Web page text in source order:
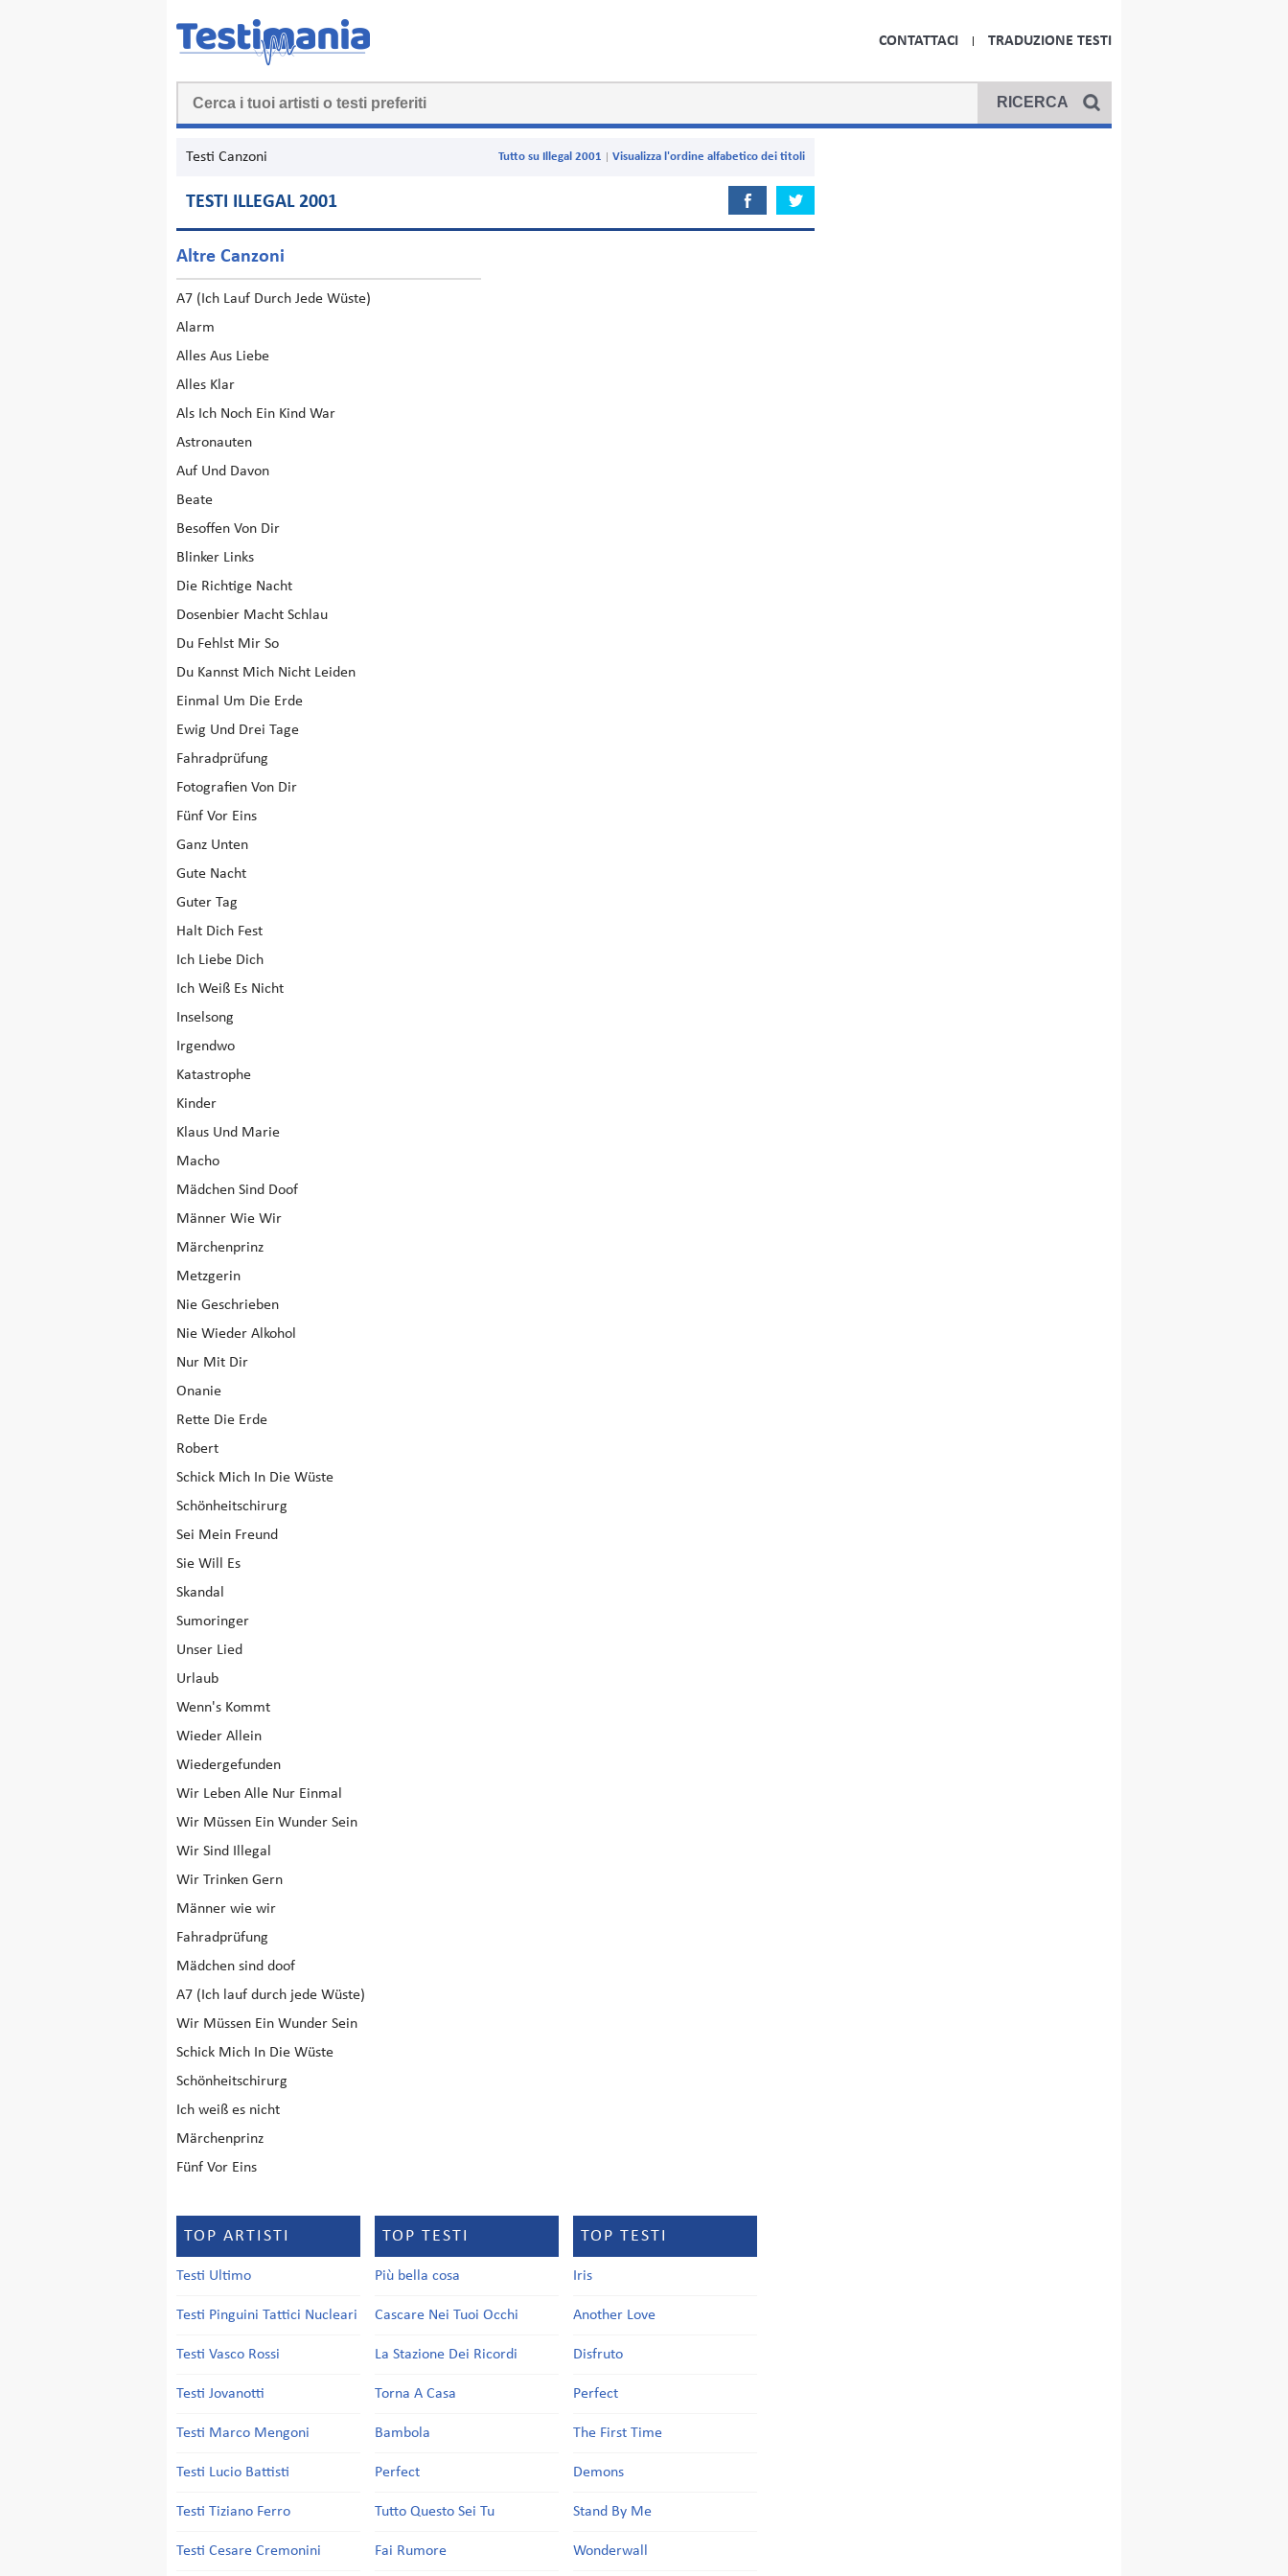
CONTATTACI TRADUZIONE TESTI
Testi Canzoni Visualizza l'ordine alfabetico dei titoli
Tutto su Illegal 2001
TESTI ILLEGAL 2001
Altre Canzoni
A7 (Ich Lauf Durch Jede Wüste)
Alarm
Alles Aus Liebe
Alles Klar
Als Ich Noch Ein Kind War
Astronauten
Auf Und Davon
Beate
Besoffen Von Dir
Blinker Links
Die Richtige Nacht
Dosenbier Macht Schlau
Du Fehlst Mir So
Du Kannst Mich Nicht Leiden
Einmal Um Die Erde
Ewig Und Drei Tage
Fahradprüfung
Fotografien Von Dir
Fünf Vor Eins
Ganz Unten
Gute Nacht
Guter Tag
Halt Dich Fest
Ich Liebe Dich
Ich Weiß Es Nicht
Inselsong
Irgendwo
Katastrophe
Kinder
Klaus Und Marie
Macho
Mädchen Sind Doof
Männer Wie Wir
Märchenprinz
Metzgerin
Nie Geschrieben
Nie Wieder Alkohol
Nur Mit Dir
Onanie
Rette Die Erde
Robert
Schick Mich In Die Wüste
Schönheitschirurg
Sei Mein Freund
Sie Will Es
Skandal
Sumoringer
Unser Lied
Urlaub
Wenn's Kommt
Wieder Allein
Wiedergefunden
Wir Leben Alle Nur Einmal
Wir Müssen Ein Wunder Sein
Wir Sind Illegal
Wir Trinken Gern
Männer wie wir
Fahradprüfung
Mädchen sind doof
A7 (Ich lauf durch jede Wüste)
Wir Müssen Ein Wunder Sein
Schick Mich In Die Wüste
Schönheitschirurg
Ich weiß es nicht
Märchenprinz
Fünf Vor Eins
TOP ARTISTI
Testi Ultimo
Testi Pinguini Tattici Nucleari
Testi Vasco Rossi
Testi Jovanotti
Testi Marco Mengoni
Testi Lucio Battisti
Testi Tiziano Ferro
Testi Cesare Cremonini
TOP TESTI
Più bella cosa
Cascare Nei Tuoi Occhi
La Stazione Dei Ricordi
Torna A Casa
Bambola
Perfect
Tutto Questo Sei Tu
Fai Rumore
TOP TESTI
Iris
Another Love
Disfruto
Perfect
The First Time
Demons
Stand By Me
Wonderwall